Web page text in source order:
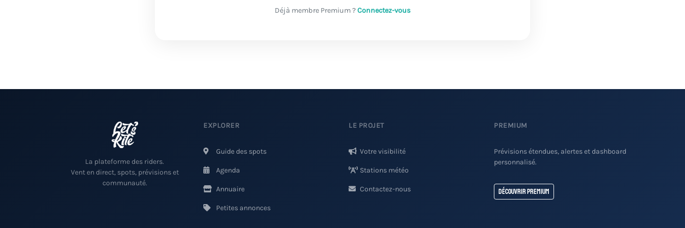
Déjà membre Premium ?Connectez-vous
La plateforme des riders.
Vent en direct, spots, prévisions et
communauté.
EXPLORER
Guide des spots
Agenda
Annuaire
Petites annonces
LE PROJET
Votre visibilité
Stations météo
Contactez-nous
PREMIUM
Prévisions étendues, alertes et dashboard
personnalisé.
Découvrir Premium